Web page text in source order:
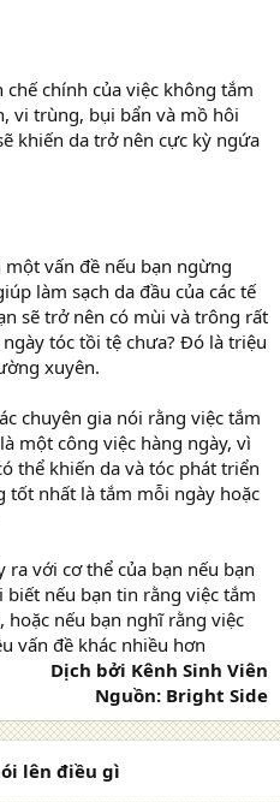
chính của việc không tắm
vi trùng, bụi bẩn và mồ hôi
khiến da trở nên cực kỳ ngứa
một vấn đề nếu bạn ngừng
làm sạch da đầu của các tế
sẽ trở nên có mùi và trông rất
tóc tồi tệ chưa? Đó là triệu
xuyên.
chuyên gia nói rằng việc tắm
một công việc hàng ngày, vì
thể khiến da và tóc phát triển
tốt nhất là tắm mỗi ngày hoặc
ra với cơ thể của bạn nếu bạn
nếu bạn tin rằng việc tắm
hoặc nếu bạn nghĩ rằng việc
vấn đề khác nhiều hơn
Dịch bởi Kênh Sinh Viên
Nguồn: Bright Side
lên điều gì